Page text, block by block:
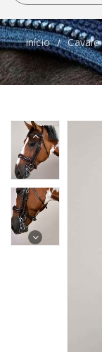
Início / Cavalo